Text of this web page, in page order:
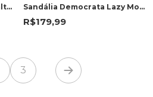
Sandália Beira Rio Avelã Salto Bloco
Sandália Democrata Lazy Mouro
R$179,99
3